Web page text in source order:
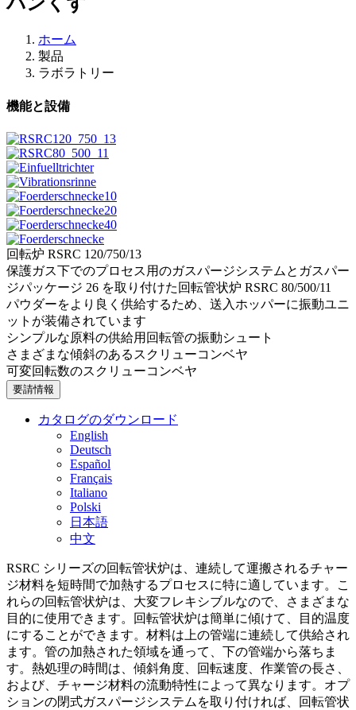
ホーム
製品
ラボラトリー
機能と設備
回転炉 RSRC 120/750/13
保護ガス下でのプロセス用のガスパージシステムとガスパー
ジパッケージ 26 を取り付けた回転管状炉 RSRC 80/500/11
パウダーをより良く供給するため、送入ホッパーに振動ユニ
ットが装備されています
シンプルな原料の供給用回転管の振動シュート
さまざまな傾斜のあるスクリューコンベヤ
可変回転数のスクリューコンベヤ
要請情報
カタログのダウンロード
English
Deutsch
Español
Français
Italiano
Polski
日本語
中文
RSRC シリーズの回転管状炉は、連続して運搬されるチャー
ジ材料を短時間で加熱するプロセスに特に適しています。こ
れらの回転管状炉は、大変フレキシブルなので、さまざまな
目的に使用できます。回転管状炉は簡単に傾けて、目的温度
にすることができます。材料は上の管端に連続して供給され
ます。管の加熱された領域を通って、下の管端から落ちま
す。熱処理の時間は、傾斜角度、回転速度、作業管の長さ、
および、チャージ材料の流動特性によって異なります。オプ
ションの閉式ガスパージシステムを取り付ければ、回転管状